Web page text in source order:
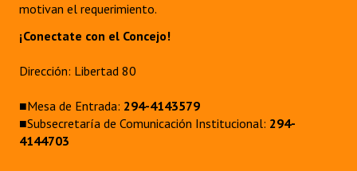
motivan el requerimiento.
¡Conectate con el Concejo!
Dirección: Libertad 80
■Mesa de Entrada: 294-4143579
■Subsecretaría de Comunicación Institucional: 294-
4144703